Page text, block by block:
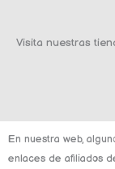
Visita nuestras
En nuestra web,
enlaces de afiliados